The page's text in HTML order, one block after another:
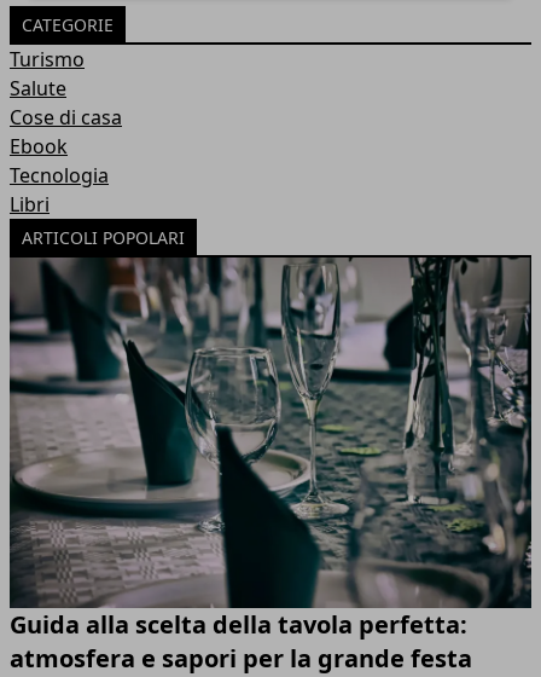
CATEGORIE
Turismo
Salute
Cose di casa
Ebook
Tecnologia
Libri
ARTICOLI POPOLARI
Guida alla scelta della tavola perfetta:
atmosfera e sapori per la grande festa